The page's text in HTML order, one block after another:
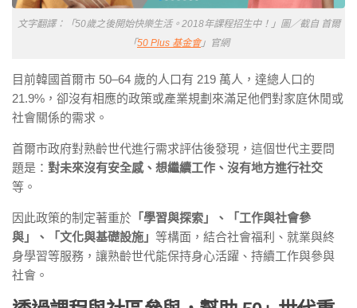
文字翻譯：「50歲之後開始快樂生活。2018年課程招生中！」圖／截自 首爾
「50 Plus 基金會」官網
目前韓國首爾市 50–64 歲的人口有 219 萬人，達總人口的
21.9%，卻沒有相應的政策或產業規劃來滿足他們對家庭休閒或
社會關係的需求。
首爾市政府對熟齡世代進行需求評估後發現，這個世代主要問
題是： 對未來沒有安全感、想繼續工作、沒有地方進行社交
等。
因此政策的制定著重於 「學習與探索」、「工作與社會參
與」、「文化與基礎設施」 等構面，結合社會福利、就業與終
身學習等服務，讓熟齡世代能保持身心活躍、持續工作與參與
社會。